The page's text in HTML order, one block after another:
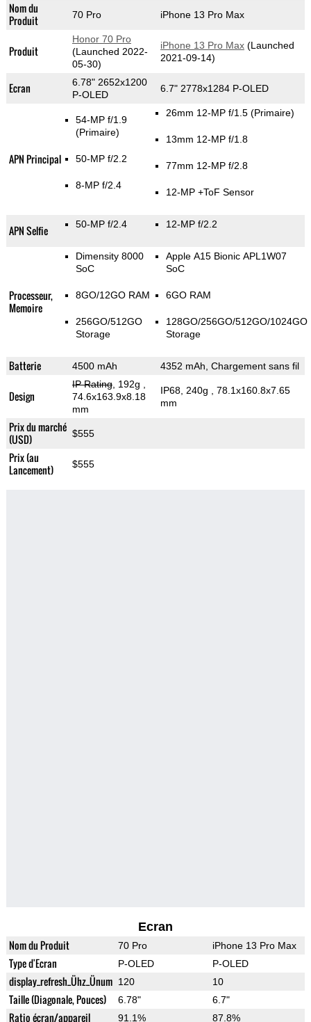
Nom du
Produit
70 Pro iPhone 13 Pro Max
Produit
Honor 70 Pro
(Launched 2022-
05-30)
iPhone 13 Pro Max(Launched
2021-09-14)
Ecran
6.78" 2652x1200
P-OLED
6.7" 2778x1284 P-OLED
APN Principal
54-MP f/1.9
(Primaire)
50-MP f/2.2
8-MP f/2.4
26mm 12-MP f/1.5(Primaire)
13mm 12-MP f/1.8
77mm 12-MP f/2.8
12-MP+ToF Sensor
APN Selfie 50-MP f/2.4 12-MP f/2.2
Processeur,
Memoire
Dimensity 8000
SoC
8GO/12GO RAM
256GO/512GO
Storage
Apple A15 Bionic APL1W07
SoC
6GO RAM
128GO/256GO/512GO/1024GO
Storage
Batterie 4500 mAh 4352 mAh, Chargement sans fil
Design
IP Rating, 192g
74.6x163.9x8.18
mm
IP68, 240g
, 78.1x160.8x7.65
mm
Prix du marché
(USD)
$555
Prix (au
Lancement)
$555
Ecran
Nom du Produit 70 Pro iPhone 13 Pro Max
Type d'Ecran P-OLED P-OLED
display_refresh_Ühz_Ünum 120 10
Taille (Diagonale, Pouces) 6.78" 6.7"
Ratio écran/appareil 91.1% 87.8%